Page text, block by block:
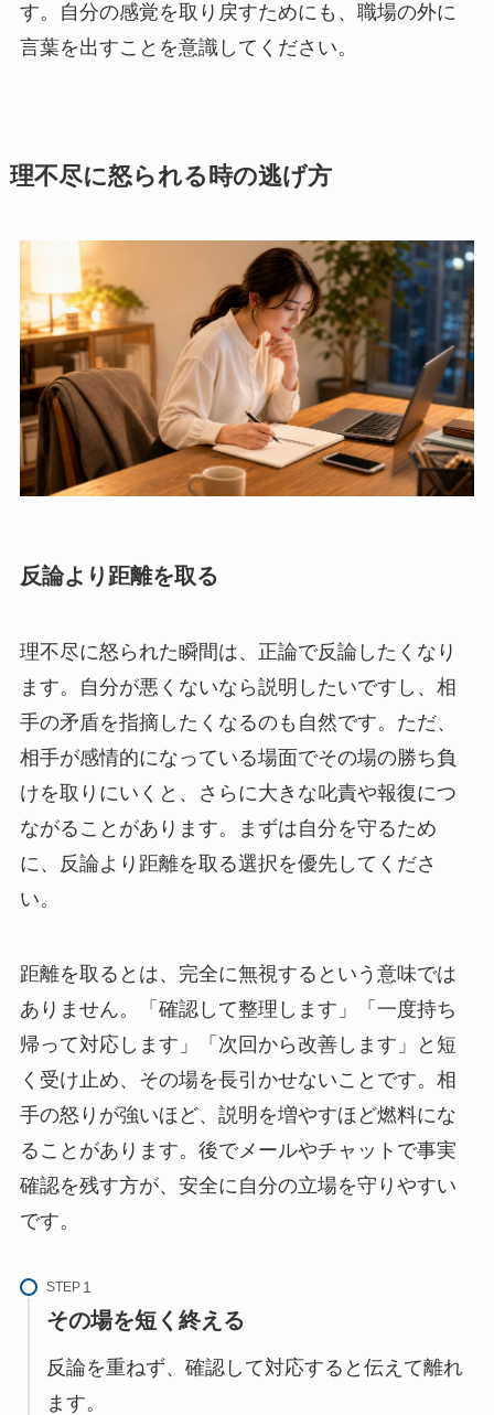
す。自分の感覚を取り戻すためにも、職場の外に
言葉を出すことを意識してください。
理不尽に怒られる時の逃げ方
反論より距離を取る
理不尽に怒られた瞬間は、正論で反論したくなり
ます。自分が悪くないなら説明したいですし、相
手の矛盾を指摘したくなるのも自然です。ただ、
相手が感情的になっている場面でその場の勝ち負
けを取りにいくと、さらに大きな叱責や報復につ
ながることがあります。まずは自分を守るため
に、反論より距離を取る選択を優先してくださ
い。
距離を取るとは、完全に無視するという意味では
ありません。「確認して整理します」「一度持ち
帰って対応します」「次回から改善します」と短
く受け止め、その場を長引かせないことです。相
手の怒りが強いほど、説明を増やすほど燃料にな
ることがあります。後でメールやチャットで事実
確認を残す方が、安全に自分の立場を守りやすい
です。
STEP
その場を短く終える
反論を重ねず、確認して対応すると伝えて離れ
ます。